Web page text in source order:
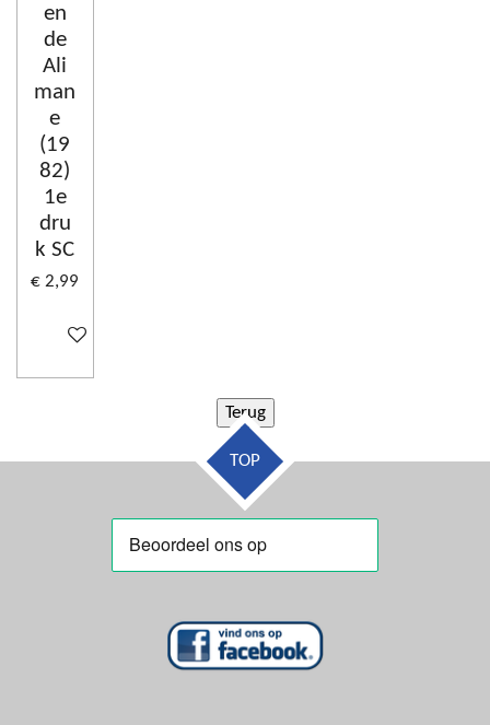
en
de
Ali
man
e
(19
82)
1e
dru
k SC
€ 2,99
In winkelwagen
TOP